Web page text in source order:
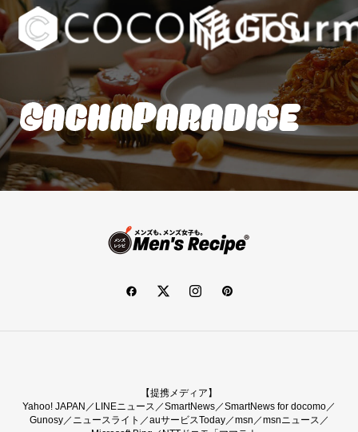
【提携メディア】
Yahoo! JAPAN／LINEニュース／SmartNews／SmartNews for docomo／
Gunosy／ニュースライト／auサービスToday／msn／msnニュース／